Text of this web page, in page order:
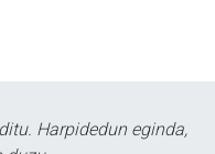
Harpidedun eginda,